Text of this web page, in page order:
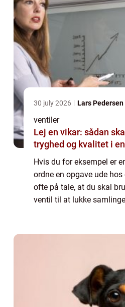
30 july 2026 Lars Pedersen
ventiler
Lej en vikar: sådan
tryghed og kvalitet i
Hvis du for eksempel er
ordne en opgave ude hos
ofte på tale, at du skal
ventil til at lukke